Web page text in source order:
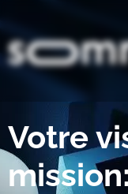
Votre
mission: